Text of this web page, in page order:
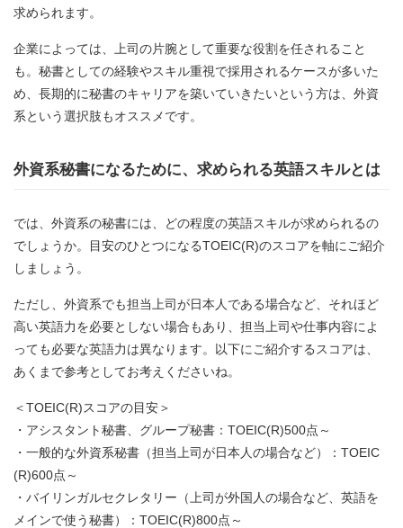
求められます。
企業によっては、上司の片腕として重要な役割を任されること
も。秘書としての経験やスキル重視で採用されるケースが多いた
め、長期的に秘書のキャリアを築いていきたいという方は、外資
系という選択肢もオススメです。
外資系秘書になるために、求められる英語スキルとは
では、外資系の秘書には、どの程度の英語スキルが求められるの
でしょうか。目安のひとつになるTOEIC(R)のスコアを軸にご紹介
しましょう。
ただし、外資系でも担当上司が日本人である場合など、それほど
高い英語力を必要としない場合もあり、担当上司や仕事内容によ
っても必要な英語力は異なります。以下にご紹介するスコアは、
あくまで参考としてお考えくださいね。
＜TOEIC(R)スコアの目安＞
・アシスタント秘書、グループ秘書：TOEIC(R)500点～
・一般的な外資系秘書（担当上司が日本人の場合など）：TOEIC
(R)600点～
・バイリンガルセクレタリー（上司が外国人の場合など、英語を
メインで使う秘書）：TOEIC(R)800点～